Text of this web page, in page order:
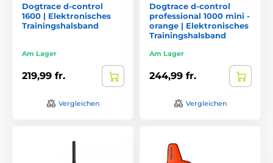
Dogtrace d-control
1600 | Elektronisches
Trainingshalsband
Am Lager
219,99 fr.
Vergleichen
Dogtrace d-control
professional 1000 mini -
orange | Elektronisches
Trainingshalsband
Am Lager
244,99 fr.
Vergleichen